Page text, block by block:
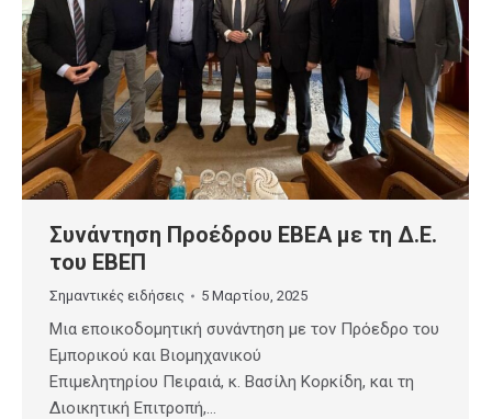
Συνάντηση Προέδρου ΕΒΕΑ με τη Δ.Ε.
του ΕΒΕΠ
Σημαντικές ειδήσεις 5 Μαρτίου, 2025
Mια εποικοδομητική συνάντηση με τον Πρόεδρο του
Εμπορικού και Βιομηχανικού
Επιμελητηρίου Πειραιά, κ. Βασίλη Κορκίδη, και τη
Διοικητική Επιτροπή,…